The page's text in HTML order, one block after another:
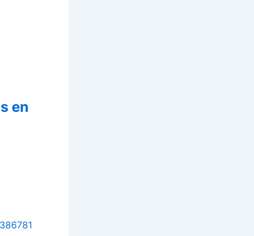
en